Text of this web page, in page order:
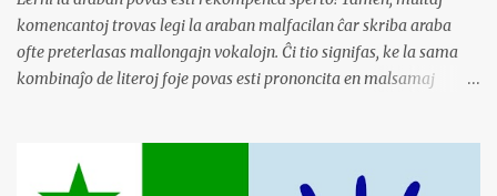
komencantoj trovas legi la araban malfacilan ĉar skriba araba
ofte preterlasas mallongajn vokalojn. Ĉi tio signifas, ke la sama
kombinaĵo de literoj foje povas esti prononcita en malsamaj
vortojn kaj iliajn signifojn. Ĉi tio donos al vi solidan bazon kiam vi
komencos legi. Post kiam vi havas bonan komprenon de